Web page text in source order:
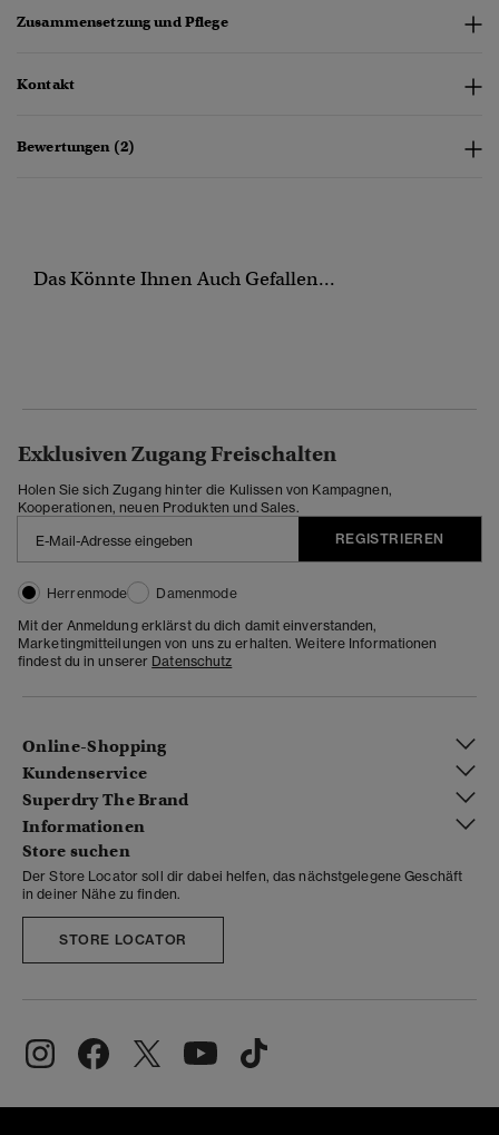
Zusammensetzung und Pflege
Kontakt
Bewertungen (2)
Das Könnte Ihnen Auch Gefallen...
Exklusiven Zugang Freischalten
Holen Sie sich Zugang hinter die Kulissen von Kampagnen,
Kooperationen, neuen Produkten und Sales.
REGISTRIEREN
Herrenmode
Damenmode
Mit der Anmeldung erklärst du dich damit einverstanden,
Marketingmitteilungen von uns zu erhalten. Weitere Informationen
findest du in unserer Datenschutz
Online-Shopping
Kundenservice
Superdry The Brand
Informationen
Store suchen
Der Store Locator soll dir dabei helfen, das nächstgelegene Geschäft
in deiner Nähe zu finden.
STORE LOCATOR